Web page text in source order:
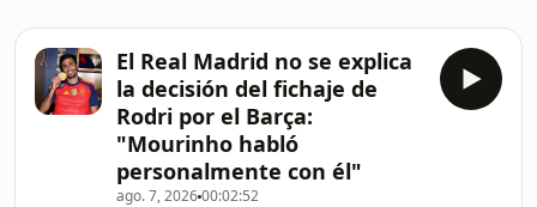
El Real Madrid no se explica
la decisión del fichaje de
Rodri por el Barça:
"Mourinho habló
personalmente con él"
ago. 7, 202600:02:52